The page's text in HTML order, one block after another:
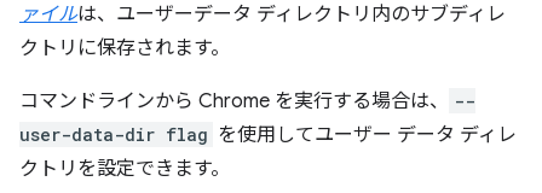
ァイルは、ユーザーデータ ディレクトリ内のサブディレ
クトリに保存されます。
コマンドラインから Chrome を実行する場合は、
--
user-data-dir flag を使用してユーザー データ ディレ
クトリを設定できます。